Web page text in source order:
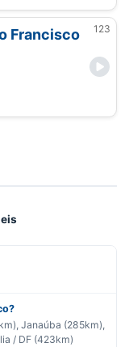
Francisco 123
Janaúba (285km),
/ DF (423km)